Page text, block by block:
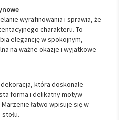
wyrafinowania i sprawia, że
charakteru. To
elegancję w spokojnym,
na ważne okazje i wyjątkowe
która doskonale
forma i delikatny motyw
łatwo wpisuje się w